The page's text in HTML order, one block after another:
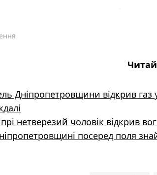
Дніпропетровщини відкрив газ
нетверезий чоловік відкрив
посеред поля